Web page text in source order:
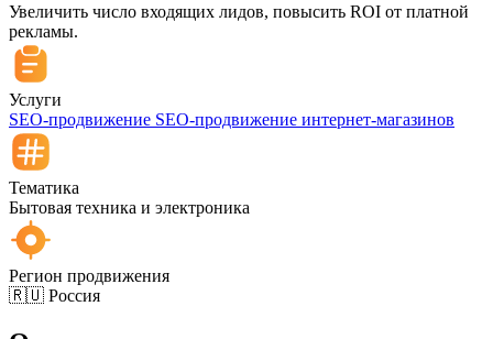
Увеличить число входящих лидов, повысить ROI от платной
рекламы.
Услуги
SEO-продвижение SEO-продвижение интернет-магазинов
Тематика
Бытовая техника и электроника
Регион продвижения
🇷🇺 Россия